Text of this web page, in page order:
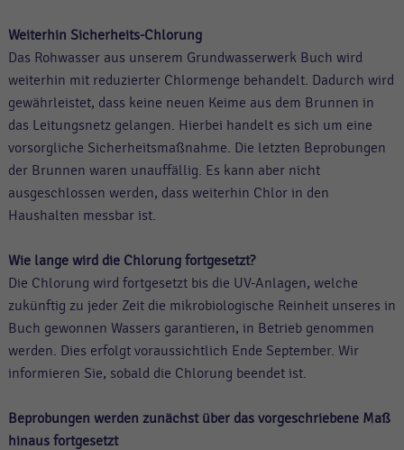
Weiterhin Sicherheits-Chlorung
Das Rohwasser aus unserem Grundwasserwerk Buch wird
weiterhin mit reduzierter Chlormenge behandelt. Dadurch wird
gewährleistet, dass keine neuen Keime aus dem Brunnen in
das Leitungsnetz gelangen. Hierbei handelt es sich um eine
vorsorgliche Sicherheitsmaßnahme. Die letzten Beprobungen
der Brunnen waren unauffällig. Es kann aber nicht
ausgeschlossen werden, dass weiterhin Chlor in den
Haushalten messbar ist.
Wie lange wird die Chlorung fortgesetzt?
Die Chlorung wird fortgesetzt bis die UV-Anlagen, welche
zukünftig zu jeder Zeit die mikrobiologische Reinheit unseres in
Buch gewonnen Wassers garantieren, in Betrieb genommen
werden. Dies erfolgt voraussichtlich Ende September. Wir
informieren Sie, sobald die Chlorung beendet ist.
Beprobungen werden zunächst über das vorgeschriebene Maß
hinaus fortgesetzt